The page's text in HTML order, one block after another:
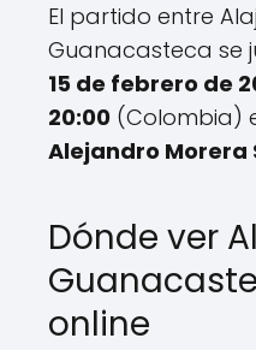
El partido entre
Guanacasteca se
15 de febrero de
20:00 (Colombia)
Alejandro Morera
Dónde ver
online